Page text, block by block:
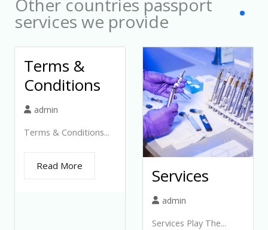
Other countries passport
services we provide
Terms &
Conditions
admin
Terms & Conditions...
Read More Services
admin
Services Play The...